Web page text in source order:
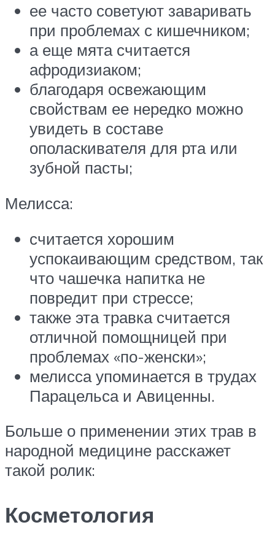
ее часто советуют заваривать
при проблемах с кишечником;
а еще мята считается
афродизиаком;
благодаря освежающим
свойствам ее нередко можно
увидеть в составе
ополаскивателя для рта или
зубной пасты;
Мелисса:
считается хорошим
успокаивающим средством, так
что чашечка напитка не
повредит при стрессе;
также эта травка считается
отличной помощницей при
проблемах «по-женски»;
мелисса упоминается в трудах
Парацельса и Авиценны.
Больше о применении этих трав в
народной медицине расскажет
такой ролик:
Косметология